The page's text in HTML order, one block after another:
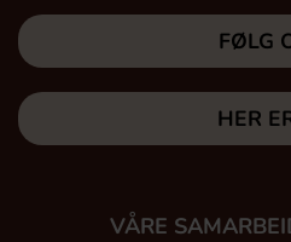
FØLG
HER
VÅRE